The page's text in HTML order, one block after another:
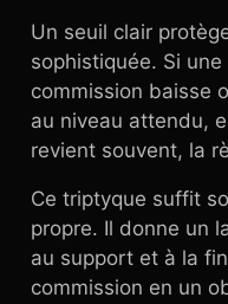
Un seuil clair
sophistiquée. Si
commission baisse
au niveau attendu,
revient souvent, la
Ce triptyque suffit
propre. Il donne un
au support et à la
commission en un